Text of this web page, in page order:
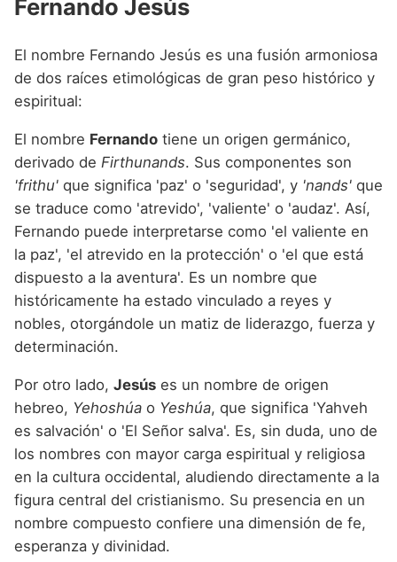
Nombres de niño que empiezan por W
Nombres de niño que empiezan por Z
Fernando Jesús
El nombre Fernando Jesús es una fusión armoniosa
de dos raíces etimológicas de gran peso histórico y
espiritual:
El nombre Fernando tiene un origen germánico,
derivado de Firthunands. Sus componentes son
'frithu' que significa 'paz' o 'seguridad', y 'nands' que
se traduce como 'atrevido', 'valiente' o 'audaz'. Así,
Fernando puede interpretarse como 'el valiente en
la paz', 'el atrevido en la protección' o 'el que está
dispuesto a la aventura'. Es un nombre que
históricamente ha estado vinculado a reyes y
nobles, otorgándole un matiz de liderazgo, fuerza y
determinación.
Por otro lado, Jesús es un nombre de origen
hebreo, Yehoshúa o Yeshúa, que significa 'Yahveh
es salvación' o 'El Señor salva'. Es, sin duda, uno de
los nombres con mayor carga espiritual y religiosa
en la cultura occidental, aludiendo directamente a la
figura central del cristianismo. Su presencia en un
nombre compuesto confiere una dimensión de fe,
esperanza y divinidad.